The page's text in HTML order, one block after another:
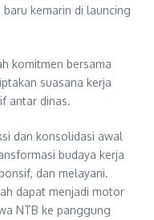
baru kemarin di launcing
komitmen bersama
suasana kerja
antar dinas.
dan konsolidasi awal
budaya kerja
dan melayani.
dapat menjadi motor
NTB ke panggung